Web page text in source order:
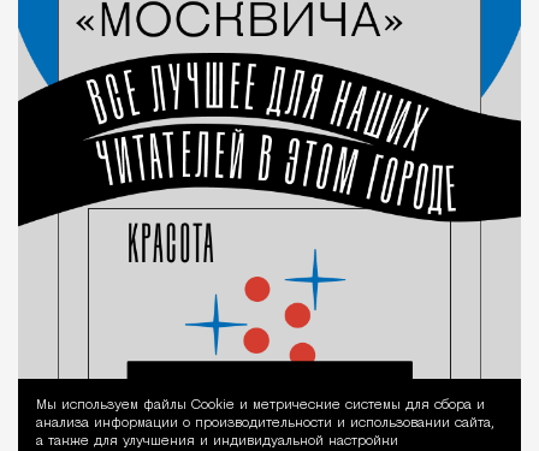
Уведомление
Мы используем файлы Сookie и метрические системы для сбора и
анализа информации о производительности и использовании сайта,
а также для улучшения и индивидуальной настройки